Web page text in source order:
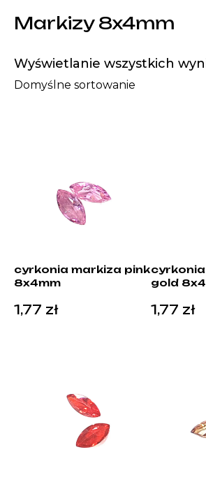
Markizy 8x4mm
Wyświetlanie wszystkich
cyrkonia markiza pink
8x4mm
1,77 zł
gold
1,77 zł